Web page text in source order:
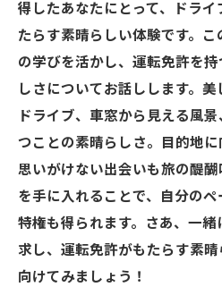
得したあなたにとって、ドラ
たらす素晴らしい体験です。
の学びを活かし、運転免許を
しさについてお話しします。
ドライブ、車窓から見える風
つことの素晴らしさ。目的地に
思いがけない出会いも旅の醍
を手に入れることで、自分の
特権も得られます。さあ、一
求し、運転免許がもたらす素
向けてみましょう！